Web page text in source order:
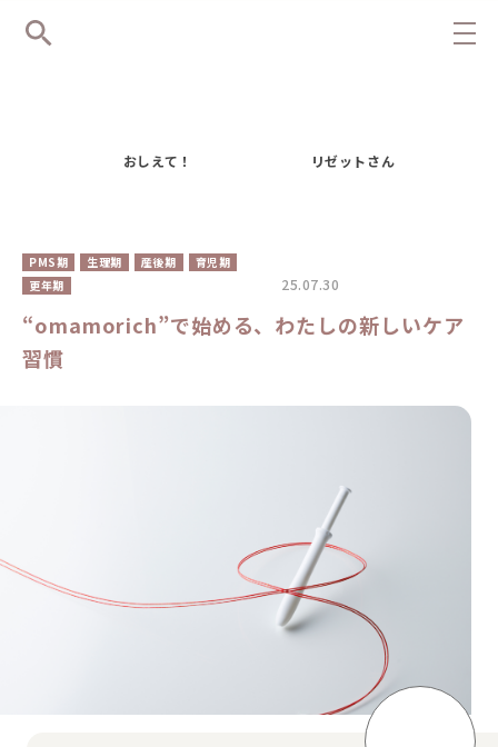
おしえて！ リゼットさん
PMS期 生理期 産後期
育児期
更年期
25.07.30
“omamorich”で始める、わたしの新しいケア
習慣